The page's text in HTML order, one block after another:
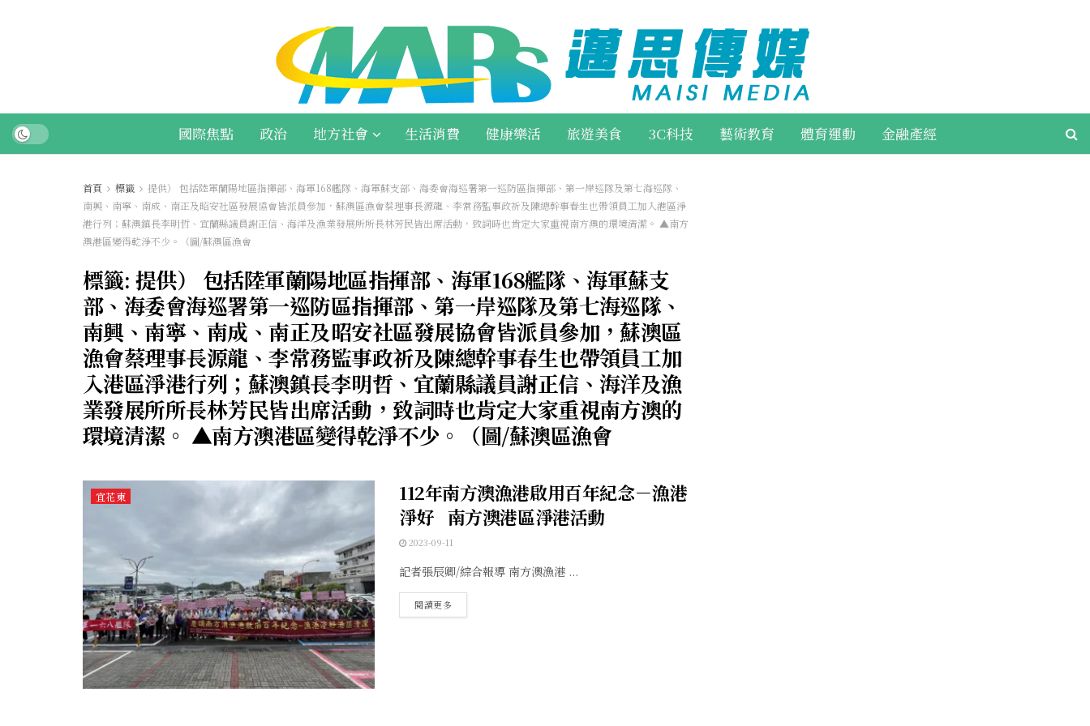
國際焦點 政治 地方社會 生活消費 健康樂活 旅遊美食 3C科技 藝術教育 體育運動 金融產經
首頁 標籤
提供） 包括陸軍蘭陽地區指揮部、海軍168艦隊、海軍蘇支部、海委會海巡署第一巡防區指揮部、第一岸巡隊及第七海巡隊、
南興、南寧、南成、南正及昭安社區發展協會皆派員參加，蘇澳區漁會蔡理事長源龍、李常務監事政祈及陳總幹事春生也帶領員工加入港區淨
港行列；蘇澳鎮長李明哲、宜蘭縣議員謝正信、海洋及漁業發展所所長林芳民皆出席活動，致詞時也肯定大家重視南方澳的環境清潔。 ▲南方
澳港區變得乾淨不少。（圖/蘇澳區漁會
標籤: 提供） 包括陸軍蘭陽地區指揮部、海軍168艦隊、海軍蘇支
部、海委會海巡署第一巡防區指揮部、第一岸巡隊及第七海巡隊、
南興、南寧、南成、南正及昭安社區發展協會皆派員參加，蘇澳區
漁會蔡理事長源龍、李常務監事政祈及陳總幹事春生也帶領員工加
入港區淨港行列；蘇澳鎮長李明哲、宜蘭縣議員謝正信、海洋及漁
業發展所所長林芳民皆出席活動，致詞時也肯定大家重視南方澳的
環境清潔。 ▲南方澳港區變得乾淨不少。（圖/蘇澳區漁會
宜花東
112年南方澳漁港啟用百年紀念－漁港
淨好 南方澳港區淨港活動
2023-09-11
記者張辰卿/綜合報導 南方澳漁港 ...
閱讀更多